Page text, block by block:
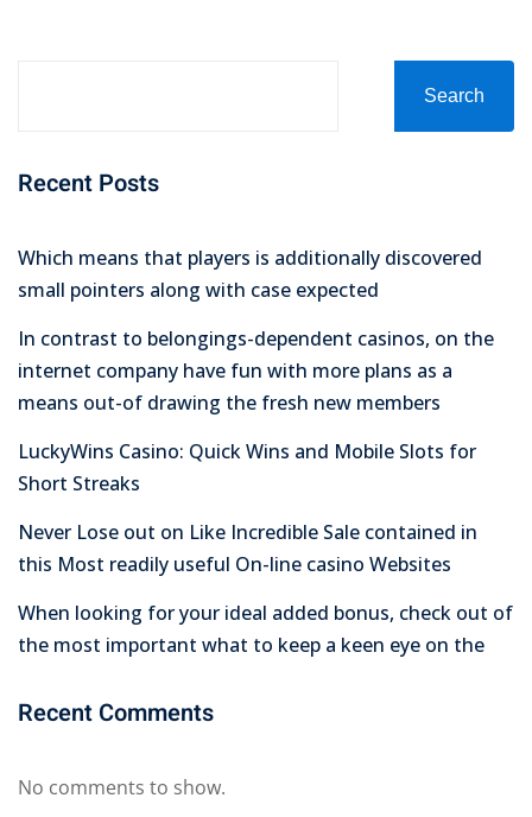
Search
Recent Posts
Which means that players is additionally discovered
small pointers along with case expected
In contrast to belongings-dependent casinos, on the
internet company have fun with more plans as a
means out-of drawing the fresh new members
LuckyWins Casino: Quick Wins and Mobile Slots for
Short Streaks
Never Lose out on Like Incredible Sale contained in
this Most readily useful On-line casino Websites
When looking for your ideal added bonus, check out of
the most important what to keep a keen eye on the
Recent Comments
No comments to show.